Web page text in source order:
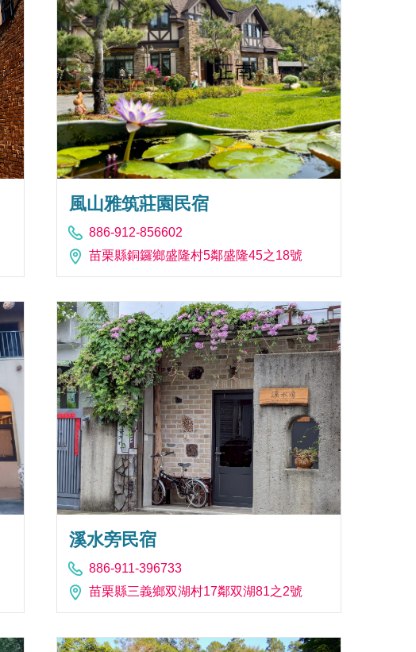
風山雅筑莊園民宿
886-912-856602
苗栗縣銅鑼鄉盛隆村5鄰盛隆45之18號
溪水旁民宿
886-911-396733
苗栗縣三義鄉双湖村17鄰双湖81之2號